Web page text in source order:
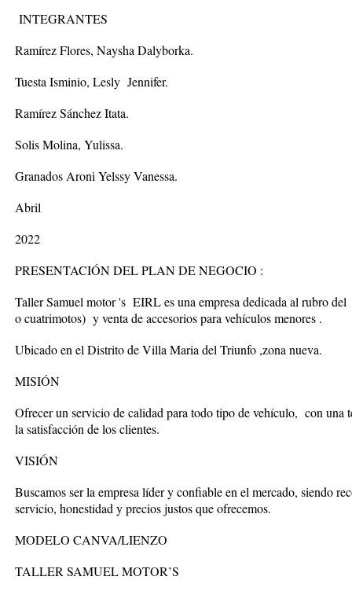
INTEGRANTES
Ramírez Flores, Naysha Dalyborka.
Tuesta Isminio, Lesly Jennifer.
Ramírez Sánchez Itata.
Solis Molina, Yulissa.
Granados Aroni Yelssy Vanessa.
Abril
2022
PRESENTACIÓN DEL PLAN DE NEGOCIO :
Taller Samuel motor 's EIRLes una empresa dedicada al rubro
o cuatrimotos) y venta de accesorios para vehículos menores .
Ubicado en el Distrito de Villa Maria del Triunfo ,zona nueva.
MISIÓN
Ofrecer un servicio de calidad para todo tipo de vehículo, con una
la satisfacción de los clientes.
VISIÓN
Buscamos ser la empresa líder y confiable en el mercado, siendo
servicio, honestidad y precios justos que ofrecemos.
MODELO CANVA/LIENZO
TALLER SAMUEL MOTOR’S